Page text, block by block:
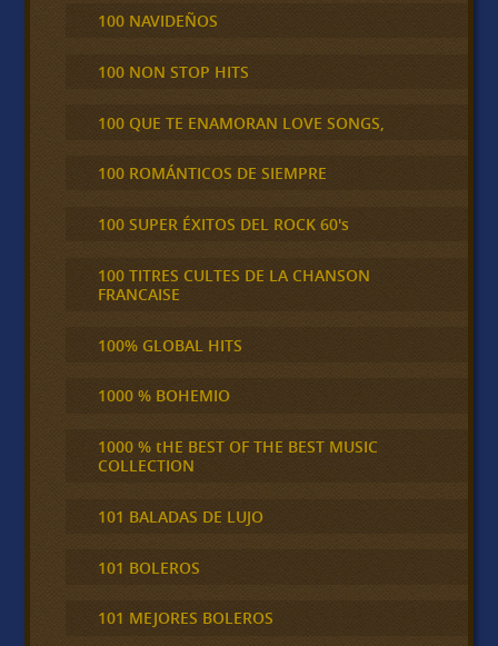
100 NAVIDEÑOS
100 NON STOP HITS
100 QUE TE ENAMORAN LOVE SONGS,
100 ROMÁNTICOS DE SIEMPRE
100 SUPER ÉXITOS DEL ROCK 60's
100 TITRES CULTES DE LA CHANSON
FRANCAISE
100% GLOBAL HITS
1000 % BOHEMIO
1000 % tHE BEST OF THE BEST MUSIC
COLLECTION
101 BALADAS DE LUJO
101 BOLEROS
101 MEJORES BOLEROS